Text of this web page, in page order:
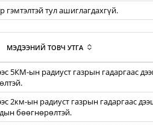
тул ашиглагдахгүй.
МЭДЭЭНИЙ ТОВЧ УТГА
5КМ-ын радиуст газрын гадаргаас
2км-ын радиуст газрын гадаргаас
бөөгнөрөлтэй.